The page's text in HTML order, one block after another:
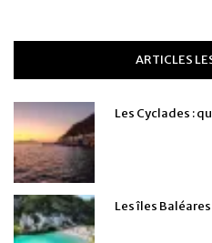
ARTICLES
Les Cyclades :
Les îles